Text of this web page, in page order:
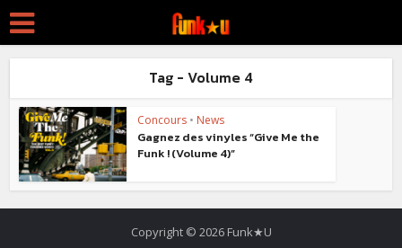
Tag - Volume 4
Concours • News
Gagnez des vinyles “Give Me the
Funk ! (Volume 4)”
Copyright © 2026 Funk★U